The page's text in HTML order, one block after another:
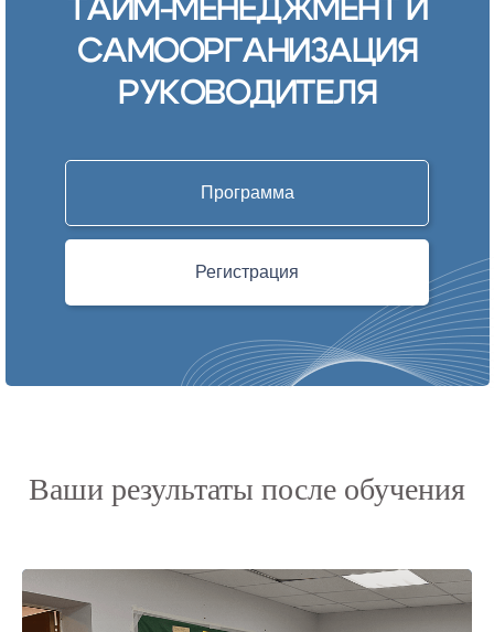
Регистрация
Программа
ТАЙМ-МЕНЕДЖМЕНТ И
САМООРГАНИЗАЦИЯ
РУКОВОДИТЕЛЯ
Ваши результаты после обучения